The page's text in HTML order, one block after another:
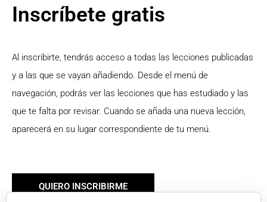
Inscríbete gratis
Al inscribirte, tendrás acceso a todas las lecciones publicadas
y a las que se vayan añadiendo. Desde el menú de
navegación, podrás ver las lecciones que has estudiado y las
que te falta por revisar. Cuando se añada una nueva lección,
aparecerá en su lugar correspondiente de tu menú.
QUIERO INSCRIBIRME